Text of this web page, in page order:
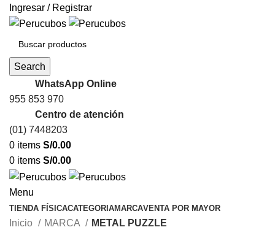
Ingresar / Registrar
Search
WhatsApp Online
955 853 970
Centro de atención
(01) 7448203
0 items S/0.00
0 items S/0.00
Menu
TIENDA FÍSICACATEGORIAMARCAVENTA POR MAYOR
Inicio MARCA METAL PUZZLE